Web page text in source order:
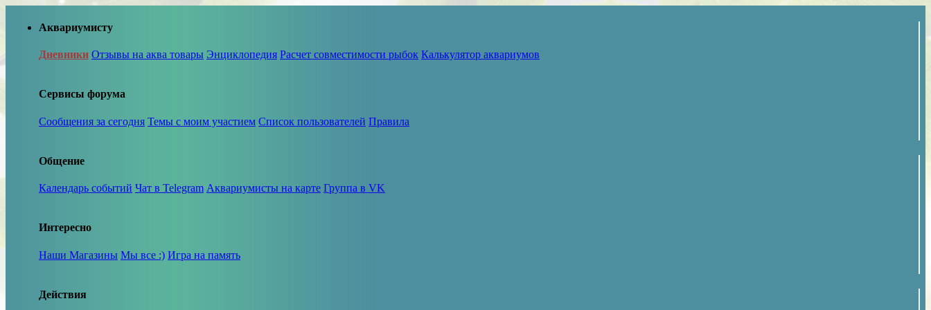
Аквариумисту
Дневники Отзывы на аква товары Энциклопедия Расчет совместимости рыбок Калькулятор аквариумов
Сервисы форума
Сообщения за сегодня Темы с моим участием Список пользователей Правила
Общение
Календарь событий Чат в Telegram Аквариумисты на карте Группа в VK
Интересно
Наши Магазины Мы все :) Игра на память
Действия